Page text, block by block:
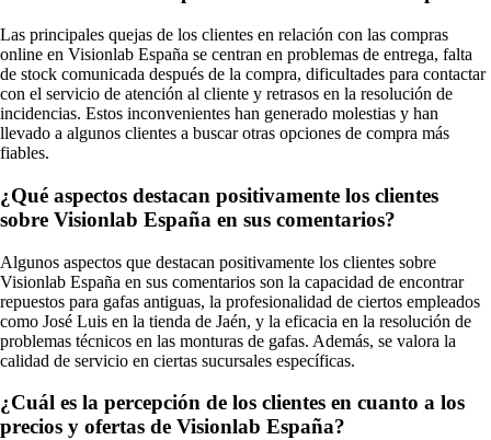
Las principales quejas de los clientes en relación con las compras
online en Visionlab España se centran en problemas de entrega, falta
de stock comunicada después de la compra, dificultades para contactar
con el servicio de atención al cliente y retrasos en la resolución de
incidencias. Estos inconvenientes han generado molestias y han
llevado a algunos clientes a buscar otras opciones de compra más
fiables.
¿Qué aspectos destacan positivamente los clientes
sobre Visionlab España en sus comentarios?
Algunos aspectos que destacan positivamente los clientes sobre
Visionlab España en sus comentarios son la capacidad de encontrar
repuestos para gafas antiguas, la profesionalidad de ciertos empleados
como José Luis en la tienda de Jaén, y la eficacia en la resolución de
problemas técnicos en las monturas de gafas. Además, se valora la
calidad de servicio en ciertas sucursales específicas.
¿Cuál es la percepción de los clientes en cuanto a los
precios y ofertas de Visionlab España?